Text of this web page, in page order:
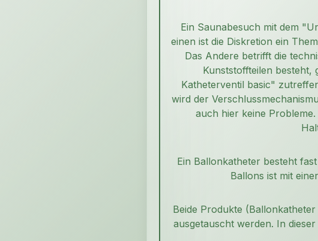
Ein Saunabesuch mit dem
einen ist die Diskretion ein
Das Andere betrifft die
Kunststoffteilen besteht,
Katheterventil basic"
wird der
auch hier keine
Ein Ballonkatheter besteht
Ballons ist mit
Beide Produkte
ausgetauscht werden. In